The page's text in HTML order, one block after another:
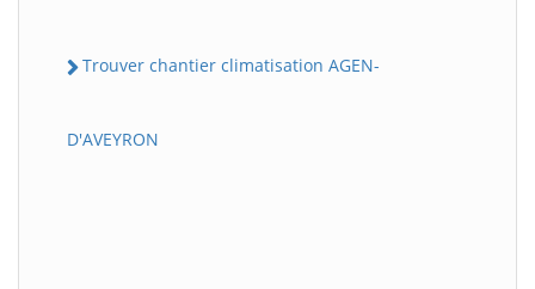
Trouver chantier climatisation AGEN-
D'AVEYRON